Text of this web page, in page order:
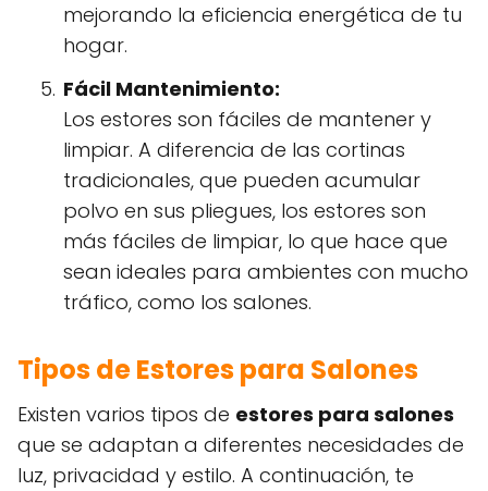
mejorando la eficiencia energética de tu
hogar.
Fácil Mantenimiento:
Los estores son fáciles de mantener y
limpiar. A diferencia de las cortinas
tradicionales, que pueden acumular
polvo en sus pliegues, los estores son
más fáciles de limpiar, lo que hace que
sean ideales para ambientes con mucho
tráfico, como los salones.
Tipos de Estores para Salones
Existen varios tipos de estores para salones
que se adaptan a diferentes necesidades de
luz, privacidad y estilo. A continuación, te